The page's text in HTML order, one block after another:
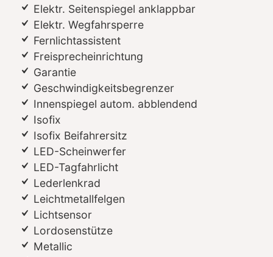
Elektr. Seitenspiegel anklappbar
Elektr. Wegfahrsperre
Fernlichtassistent
Freisprecheinrichtung
Garantie
Geschwindigkeitsbegrenzer
Innenspiegel autom. abblendend
Isofix
Isofix Beifahrersitz
LED-Scheinwerfer
LED-Tagfahrlicht
Lederlenkrad
Leichtmetallfelgen
Lichtsensor
Lordosenstütze
Metallic